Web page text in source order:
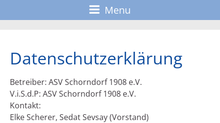
Menu
Datenschutzerklärung
Betreiber: ASV Schorndorf 1908 e.V.
V.i.S.d.P: ASV Schorndorf 1908 e.V.
Kontakt:
Elke Scherer, Sedat Sevsay (Vorstand)